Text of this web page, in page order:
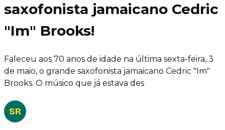
saxofonista jamaicano Cedric
"Im" Brooks!
Faleceu aos 70 anos de idade na última sexta-feira, 3
de maio, o grande saxofonista jamaicano Cedric "Im"
Brooks. O músico que já estava des
SR